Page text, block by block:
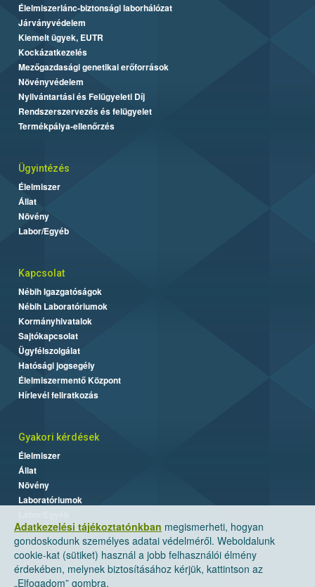
Adatkezelési tájékoztatónkban megismerheti, hogyan
gondoskodunk személyes adatai védelméről. Weboldalunk
cookie-kat (sütiket) használ a jobb felhasználói élmény
érdekében, melynek biztosításához kérjük, kattintson az
„Elfogadom” gombra.
Élelmiszerlánc-biztonsági laborhálózat
Járványvédelem
Kiemelt ügyek, EUTR
Kockázatkezelés
Mezőgazdasági genetikai erőforrások
Növényvédelem
Nyilvántartási és Felügyeleti Díj
Rendszerszervezés és felügyelet
Termékpálya-ellenőrzés
Ügyintézés
Élelmiszer
Állat
Növény
Labor/Egyéb
Kapcsolat
Nébih Igazgatóságok
Nébih Laboratóriumok
Kormányhivatalok
Sajtókapcsolat
Ügyfélszolgálat
Hatósági jogsegély
Élelmiszermentő Központ
Hírlevél feliratkozás
Gyakori kérdések
Élelmiszer
Állat
Növény
Laboratóriumok